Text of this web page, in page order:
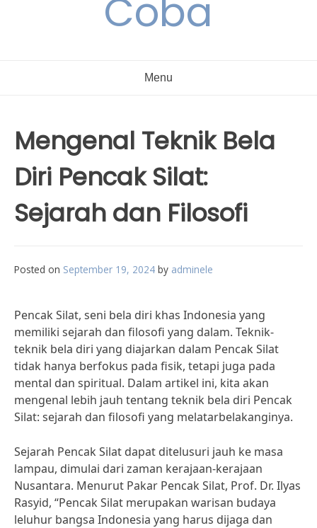
Coba
Menu
Mengenal Teknik Bela
Diri Pencak Silat:
Sejarah dan Filosofi
Posted on September 19, 2024 by adminele
Pencak Silat, seni bela diri khas Indonesia yang
memiliki sejarah dan filosofi yang dalam. Teknik-
teknik bela diri yang diajarkan dalam Pencak Silat
tidak hanya berfokus pada fisik, tetapi juga pada
mental dan spiritual. Dalam artikel ini, kita akan
mengenal lebih jauh tentang teknik bela diri Pencak
Silat: sejarah dan filosofi yang melatarbelakanginya.
Sejarah Pencak Silat dapat ditelusuri jauh ke masa
lampau, dimulai dari zaman kerajaan-kerajaan
Nusantara. Menurut Pakar Pencak Silat, Prof. Dr. Ilyas
Rasyid, “Pencak Silat merupakan warisan budaya
leluhur bangsa Indonesia yang harus dijaga dan